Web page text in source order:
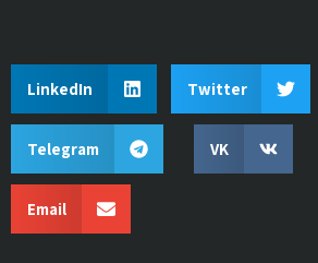
Twitter
LinkedIn
VK
Telegram
Email